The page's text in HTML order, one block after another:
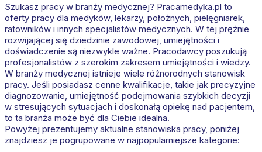
Szukasz pracy w branży medycznej? Pracamedyka.pl to
oferty pracy dla medyków, lekarzy, położnych, pielęgniarek,
ratowników i innych specjalistów medycznych. W tej prężnie
rozwijającej się dziedzinie zawodowej, umiejętności i
doświadczenie są niezwykle ważne. Pracodawcy poszukują
profesjonalistów z szerokim zakresem umiejętności i wiedzy.
W branży medycznej istnieje wiele różnorodnych stanowisk
pracy. Jeśli posiadasz cenne kwalifikacje, takie jak precyzyjne
diagnozowanie, umiejętność podejmowania szybkich decyzji
w stresujących sytuacjach i doskonałą opiekę nad pacjentem,
to ta branża może być dla Ciebie idealna.
Powyżej prezentujemy aktualne stanowiska pracy, poniżej
znajdziesz je pogrupowane w najpopularniejsze kategorie: